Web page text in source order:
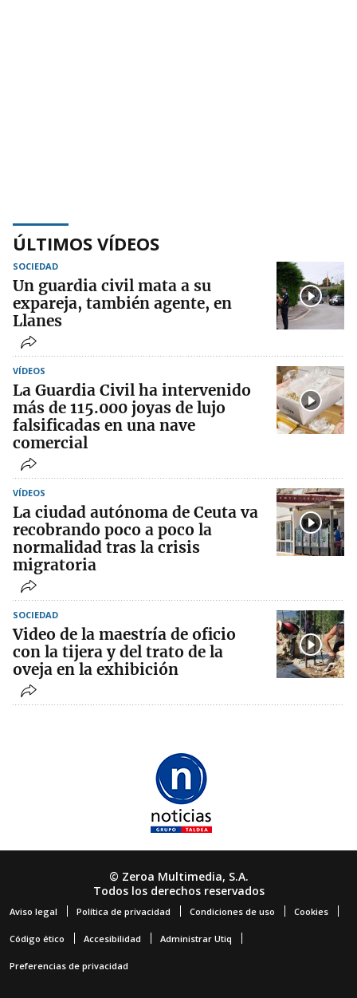
ÚLTIMOS VÍDEOS
SOCIEDAD
Un guardia civil mata a su
expareja, también agente, en
Llanes
VÍDEOS
La Guardia Civil ha intervenido
más de 115.000 joyas de lujo
falsificadas en una nave
comercial
VÍDEOS
La ciudad autónoma de Ceuta va
recobrando poco a poco la
normalidad tras la crisis
migratoria
SOCIEDAD
Video de la maestría de oficio
con la tijera y del trato de la
oveja en la exhibición
© Zeroa Multimedia, S.A.
Todos los derechos reservados
Aviso legal Política de privacidad Condiciones de uso Cookies
Código ético Accesibilidad Administrar Utiq
Preferencias de privacidad